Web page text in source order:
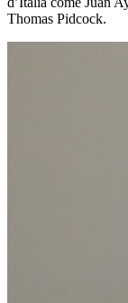
Thomas Pidcock.